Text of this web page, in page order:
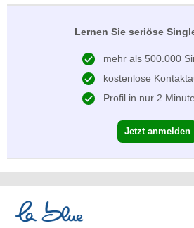
Lernen Sie seriöse
mehr als 500.000
kostenlose
Profil in nur 2
Jetzt anmelden